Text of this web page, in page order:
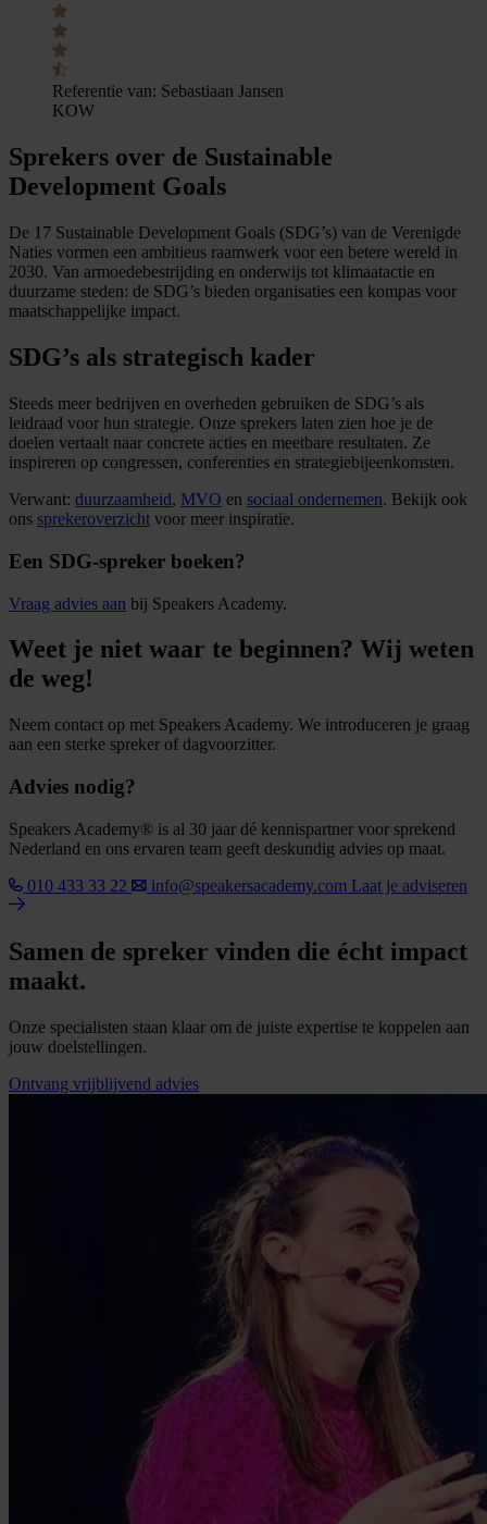
Referentie van: Sebastiaan Jansen
KOW
Sprekers over de Sustainable
Development Goals
De 17 Sustainable Development Goals (SDG’s) van de Verenigde
Naties vormen een ambitieus raamwerk voor een betere wereld in
2030. Van armoedebestrijding en onderwijs tot klimaatactie en
duurzame steden: de SDG’s bieden organisaties een kompas voor
maatschappelijke impact.
SDG’s als strategisch kader
Steeds meer bedrijven en overheden gebruiken de SDG’s als
leidraad voor hun strategie. Onze sprekers laten zien hoe je de
doelen vertaalt naar concrete acties en meetbare resultaten. Ze
inspireren op congressen, conferenties en strategiebijeenkomsten.
Verwant: duurzaamheid, MVO en sociaal ondernemen. Bekijk ook
ons sprekeroverzicht voor meer inspiratie.
Een SDG-spreker boeken?
Vraag advies aan bij Speakers Academy.
Weet je niet waar te beginnen? Wij weten
de weg!
Neem contact op met Speakers Academy. We introduceren je graag
aan een sterke spreker of dagvoorzitter.
Advies nodig?
Speakers Academy® is al 30 jaar dé kennispartner voor sprekend
Nederland en ons ervaren team geeft deskundig advies op maat.
010 433 33 22
info@speakersacademy.com Laat je adviseren
Samen de spreker vinden die écht impact
maakt.
Onze specialisten staan klaar om de juiste expertise te koppelen aan
jouw doelstellingen.
Ontvang vrijblijvend advies